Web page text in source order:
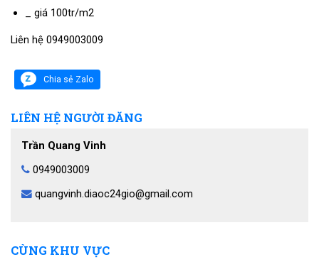
_ giá 100tr/m2
Liên hệ 0949003009
Chia sẻ Zalo
LIÊN HỆ NGƯỜI ĐĂNG
Trần Quang Vinh
0949003009
quangvinh.diaoc24gio@gmail.com
CÙNG KHU VỰC